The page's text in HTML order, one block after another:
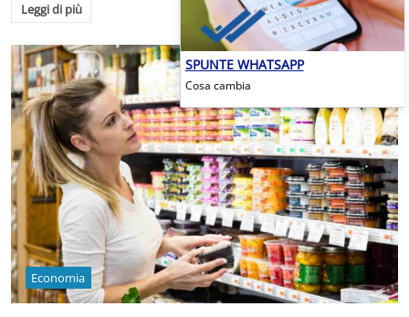
Leggi di più
Economia
SPUNTE WHATSAPP
Cosa cambia